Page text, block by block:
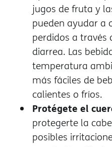
jugos de fruta y
pueden ayudar a
perdidos a través
diarrea. Las
temperatura
más fáciles de
calientes o fríos.
Protégete el
protegerte la
posibles